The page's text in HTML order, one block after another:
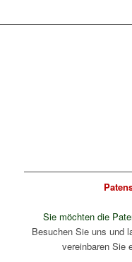
Sie möchten die
Besuchen Sie uns und
vereinbaren Sie